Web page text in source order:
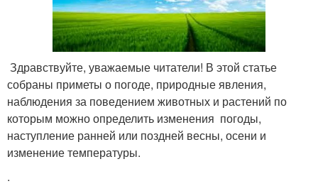
Здравствуйте, уважаемые читатели! В этой статье
собраны приметы о погоде, природные явления,
наблюдения за поведением животных и растений по
которым можно определить изменения погоды,
наступление ранней или поздней весны, осени и
изменение температуры.
.